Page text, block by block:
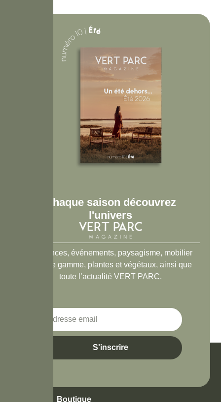
Chaque saison découvrez
l'univers
Tendances, événements, paysagisme, mobilier
haut de gamme, plantes et végétaux, ainsi que
toute l’actualité VERT PARC.
S'inscrire
Boutique